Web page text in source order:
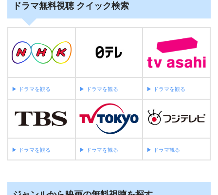
ドラマ無料視聴 クイック検索
▶︎ ドラマを観る ▶︎ ドラマを観る ▶︎ ドラマを観る
▶︎ ドラマを観る ▶︎ ドラマを観る ▶︎ ドラマ観る